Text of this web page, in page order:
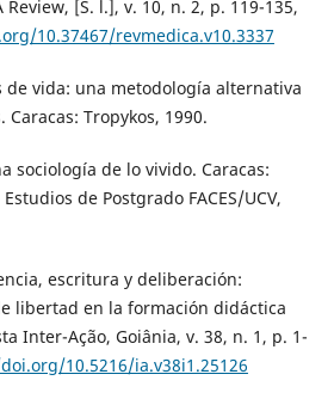
[S. l.], v. 10, n. 2, p. 119-135,
10.37467/revmedica.v10.3337
de vida: una metodología alternativa
Caracas: Tropykos, 1990.
sociología de lo vivido. Caracas:
de Postgrado FACES/UCV,
escritura y deliberación:
libertad en la formación didáctica
Inter-Ação, Goiânia, v. 38, n. 1, p. 1-
10.5216/ia.v38i1.25126